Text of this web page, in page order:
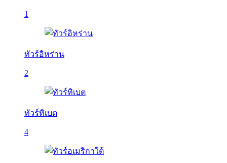
1
ทัวร์อิหร่าน
2
ทัวร์ทิเบต
4